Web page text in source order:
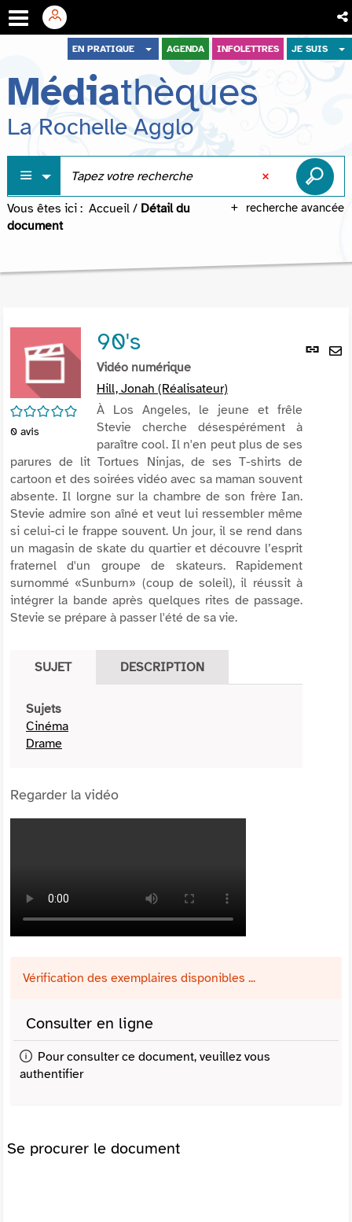
menu
contenu
recherche
EN PRATIQUE AGENDA INFOLETTRES JE SUIS
Médiathèques
La Rochelle Agglo
recherche avancée
Vous êtes ici : Accueil / Détail du
document
Lien
/5
0 avis
90's
Vidéo numérique
Hill, Jonah (Réalisateur)
À Los Angeles, le jeune et frêle
Stevie cherche désespérément à
paraître cool. Il n'en peut plus de ses
parures de lit Tortues Ninjas, de ses T-shirts de
cartoon et des soirées vidéo avec sa maman souvent
absente. Il lorgne sur la chambre de son frère Ian.
Stevie admire son aîné et veut lui ressembler même
si celui-ci le frappe souvent. Un jour, il se rend dans
un magasin de skate du quartier et découvre l’esprit
fraternel d'un groupe de skateurs. Rapidement
surnommé «Sunburn» (coup de soleil), il réussit à
intégrer la bande après quelques rites de passage.
Stevie se prépare à passer l'été de sa vie.
SUJET DESCRIPTION
Sujets
Cinéma
Drame
Regarder la vidéo
Vérification des exemplaires disponibles ...
Consulter en ligne
Pour consulter ce document, veuillez vous
authentifier
Se procurer le document